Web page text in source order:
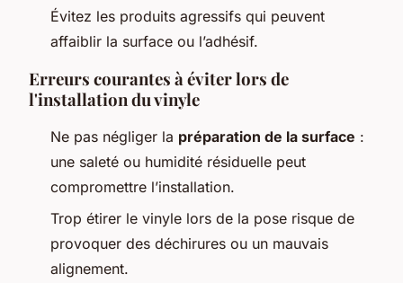
Évitez les produits agressifs qui peuvent
affaiblir la surface ou l’adhésif.
Erreurs courantes à éviter lors de
l'installation du vinyle
Ne pas négliger la préparation de la surface :
une saleté ou humidité résiduelle peut
compromettre l’installation.
Trop étirer le vinyle lors de la pose risque de
provoquer des déchirures ou un mauvais
alignement.